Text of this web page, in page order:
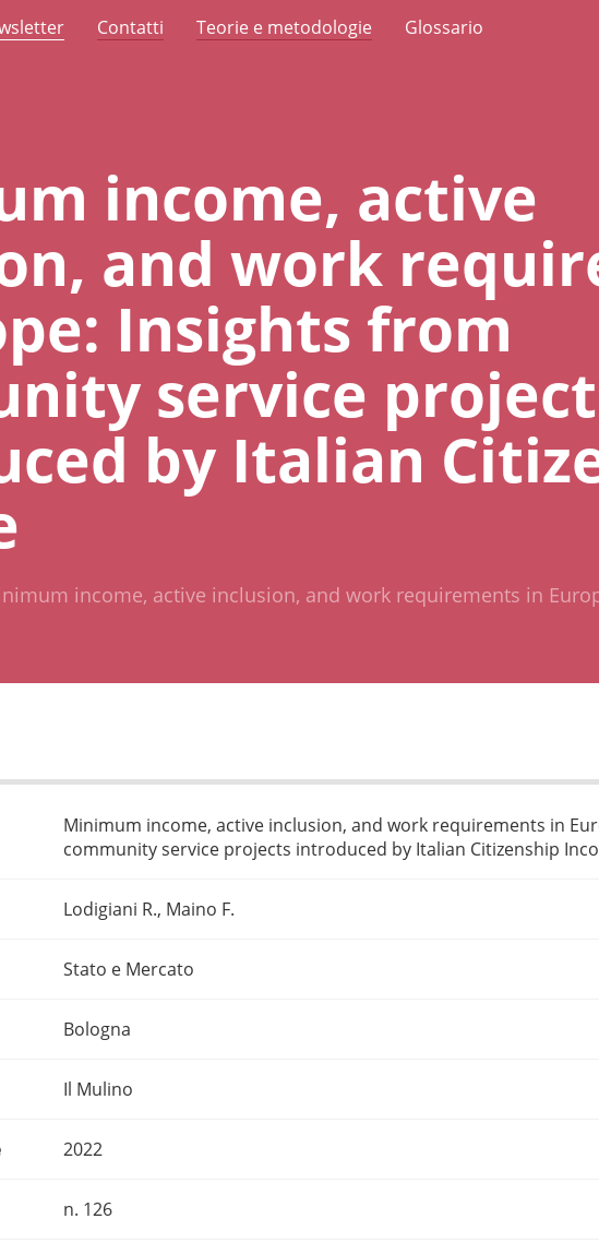
Contatti Teorie e metodologie Glossario
income, active
and work
Insights from
service
by Italian
income, active inclusion, and work requirements in
Minimum income, active inclusion, and work requirements in
community service projects introduced by Italian Citizenship
Lodigiani R., Maino F.
Stato e Mercato
Bologna
Il Mulino
2022
n. 126